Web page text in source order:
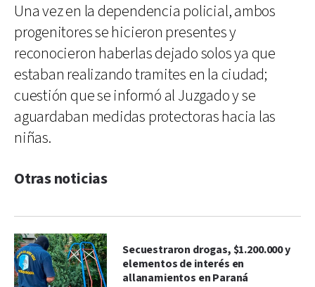
Una vez en la dependencia policial, ambos
progenitores se hicieron presentes y
reconocieron haberlas dejado solos ya que
estaban realizando tramites en la ciudad;
cuestión que se informó al Juzgado y se
aguardaban medidas protectoras hacia las
niñas.
Otras noticias
Secuestraron drogas, $1.200.000 y
elementos de interés en
allanamientos en Paraná